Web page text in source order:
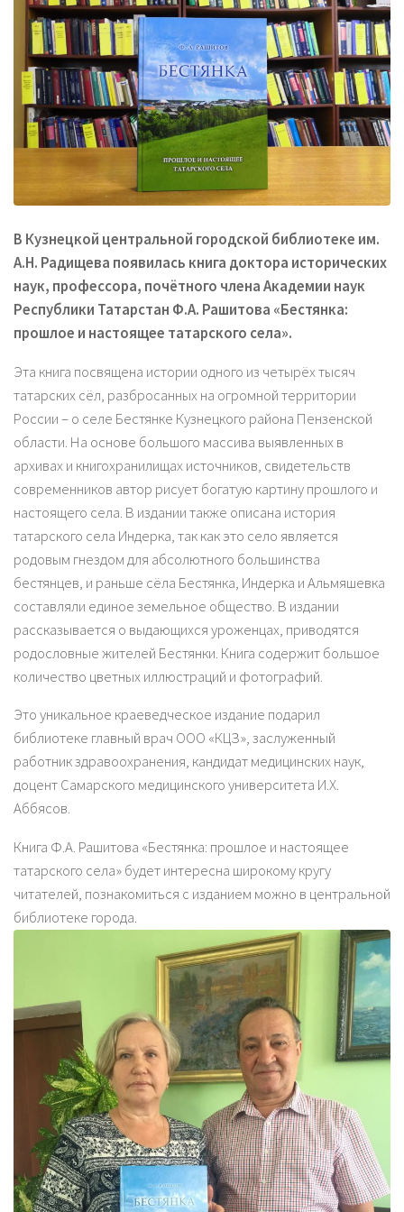
В Кузнецкой центральной городской библиотеке им.
А.Н. Радищева появилась книга доктора исторических
наук, профессора, почётного члена Академии наук
Республики Татарстан Ф.А. Рашитова «Бестянка:
прошлое и настоящее татарского села».
Эта книга посвящена истории одного из четырёх тысяч
татарских сёл, разбросанных на огромной территории
России – о селе Бестянке Кузнецкого района Пензенской
области. На основе большого массива выявленных в
архивах и книгохранилищах источников, свидетельств
современников автор рисует богатую картину прошлого и
настоящего села. В издании также описана история
татарского села Индерка, так как это село является
родовым гнездом для абсолютного большинства
бестянцев, и раньше сёла Бестянка, Индерка и Альмяшевка
составляли единое земельное общество. В издании
рассказывается о выдающихся уроженцах, приводятся
родословные жителей Бестянки. Книга содержит большое
количество цветных иллюстраций и фотографий.
Это уникальное краеведческое издание подарил
библиотеке главный врач ООО «КЦЗ», заслуженный
работник здравоохранения, кандидат медицинских наук,
доцент Самарского медицинского университета И.Х.
Аббясов.
Книга Ф.А. Рашитова «Бестянка: прошлое и настоящее
татарского села» будет интересна широкому кругу
читателей, познакомиться с изданием можно в центральной
библиотеке города.